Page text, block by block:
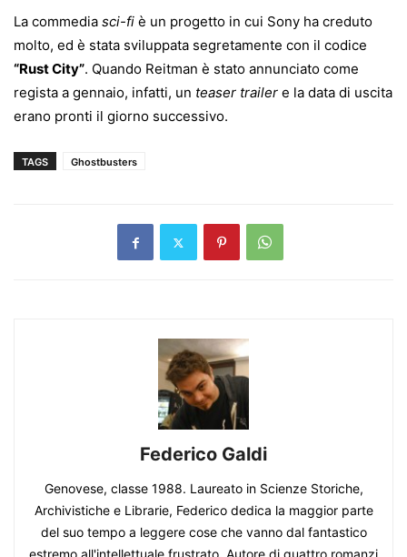
La commedia sci-fi è un progetto in cui Sony ha creduto
molto, ed è stata sviluppata segretamente con il codice
“Rust City”. Quando Reitman è stato annunciato come
regista a gennaio, infatti, un teaser trailer e la data di uscita
erano pronti il giorno successivo.
TAGS Ghostbusters
Federico Galdi
Genovese, classe 1988. Laureato in Scienze Storiche,
Archivistiche e Librarie, Federico dedica la maggior parte
del suo tempo a leggere cose che vanno dal fantastico
estremo all'intellettuale frustrato. Autore di quattro romanzi